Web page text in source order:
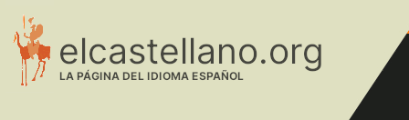
contenido
principal